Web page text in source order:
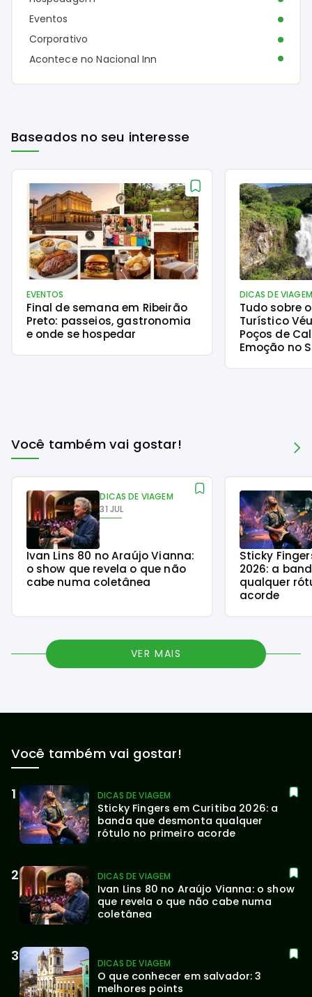
Eventos
Corporativo
Acontece no Nacional Inn
Baseados no seu interesse
EVENTOS
Final de semana em Ribeirão
Preto: passeios, gastronomia
e onde se hospedar
DICAS DE VIAGEM
Tudo sobre
Turístico
Poços de
Emoção no
Você também vai gostar!
DICAS DE VIAGEM
31 JUL
Ivan Lins 80 no Araújo Vianna:
o show que revela o que não
cabe numa coletânea
Sticky
2026: a
qualquer
acorde
VER MAIS
Você também vai gostar!
DICAS DE VIAGEM
Sticky Fingers em Curitiba 2026: a
banda que desmonta qualquer
rótulo no primeiro acorde
DICAS DE VIAGEM
Ivan Lins 80 no Araújo Vianna: o show
que revela o que não cabe numa
coletânea
DICAS DE VIAGEM
O que conhecer em salvador: 3
melhores points